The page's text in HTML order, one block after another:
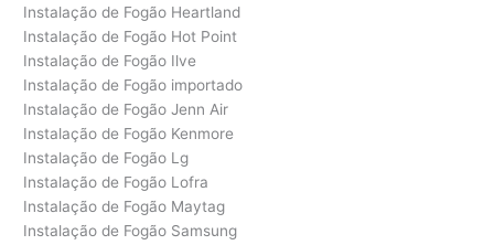
Instalação de Fogão Heartland
Instalação de Fogão Hot Point
Instalação de Fogão Ilve
Instalação de Fogão importado
Instalação de Fogão Jenn Air
Instalação de Fogão Kenmore
Instalação de Fogão Lg
Instalação de Fogão Lofra
Instalação de Fogão Maytag
Instalação de Fogão Samsung